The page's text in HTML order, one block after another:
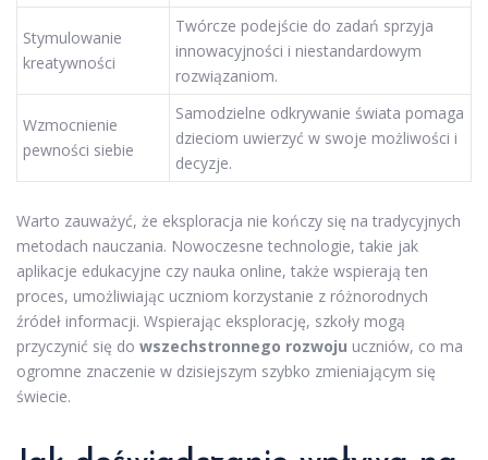
Stymulowanie
kreatywności
Twórcze podejście do zadań sprzyja
innowacyjności i niestandardowym
rozwiązaniom.
Wzmocnienie
pewności siebie
Samodzielne odkrywanie świata pomaga
dzieciom uwierzyć w swoje możliwości i
decyzje.
Warto zauważyć, że eksploracja nie kończy się na tradycyjnych
metodach nauczania. Nowoczesne technologie, takie jak
aplikacje edukacyjne czy nauka online, także wspierają ten
proces, umożliwiając uczniom korzystanie z różnorodnych
źródeł informacji. Wspierając eksplorację, szkoły mogą
przyczynić się do wszechstronnego rozwoju uczniów, co ma
ogromne znaczenie w dzisiejszym szybko zmieniającym się
świecie.